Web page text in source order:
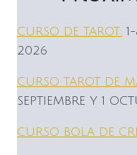
CURSO DE TAROT:
2026
CURSO TAROT DE
SEPTIEMBRE Y 1
CURSO BOLA DE